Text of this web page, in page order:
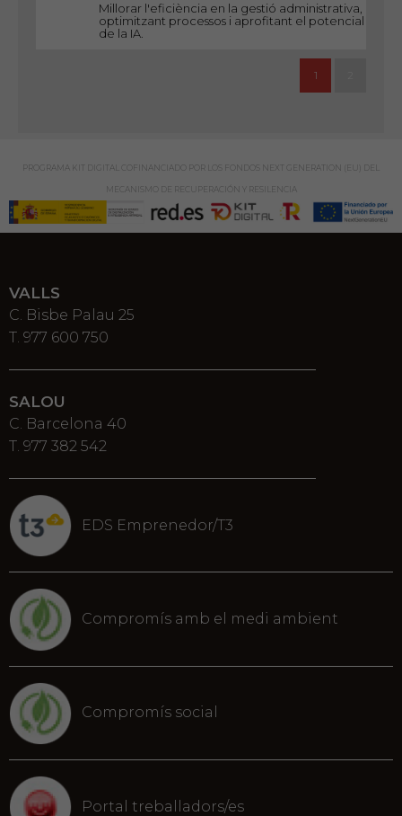
Millorar l'eficiència en la gestió administrativa,
optimitzant processos i aprofitant el potencial
de la IA.
1
PROGRAMA KIT DIGITAL COFINANCIADO POR LOS FONDOS NEXT GENERATION (EU) DEL
MECANISMO DE RECUPERACIÓN Y RESILENCIA
VALLS
C. Bisbe Palau 25
T. 977 600 750
SALOU
C. Barcelona 40
T. 977 382 542
EDS Emprenedor/T3
Compromís amb el medi ambient
Compromís social
Portal treballadors/es